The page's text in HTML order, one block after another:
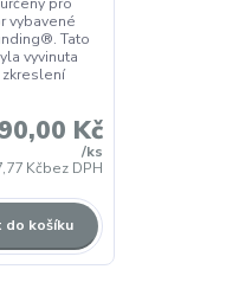
vybavené
Tato
vyvinuta
Kč
/ks
Kčbez DPH
do košíku